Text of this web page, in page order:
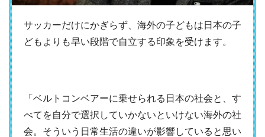
サッカーだけにかぎらず、海外の子どもは日本の子
どもよりも早い段階で自立する印象を受けます。
「ベルトコンベアーに乗せられる日本の社会と、す
べてを自分で選択していかないといけない海外の社
会。そういう日常生活の違いが影響していると思い